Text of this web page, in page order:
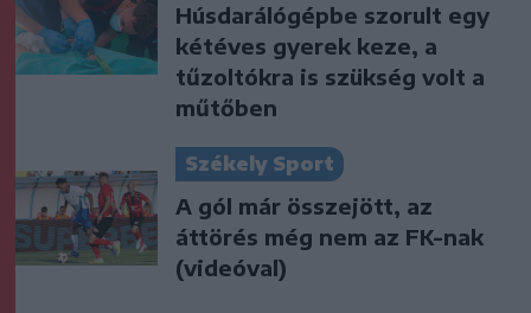
Húsdarálógépbe szorult egy
kétéves gyerek keze, a
tűzoltókra is szükség volt a
műtőben
Székely Sport
A gól már összejött, az
áttörés még nem az FK-nak
(videóval)